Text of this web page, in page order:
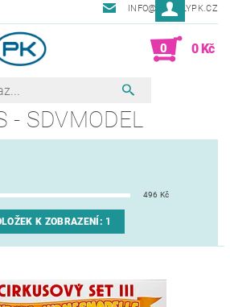
INFO@MODELYPK.CZ
0 0 Kč
- SDVMODEL
496 Kč
K ZOBRAZENÍ: 1